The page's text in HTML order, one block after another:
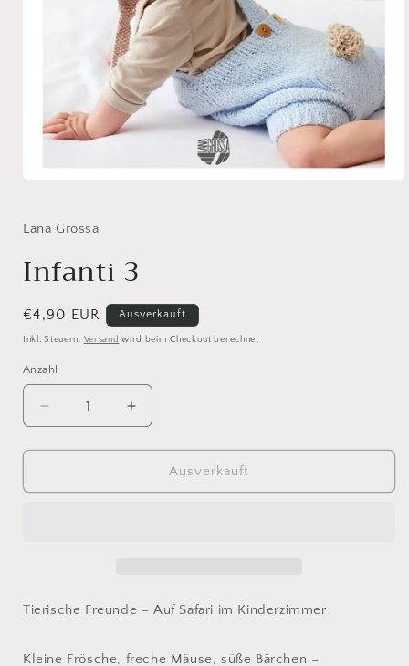
Modal
Lana Grossa
Infanti 3
Normaler
Preis
€4,90 EUR Ausverkauft
Inkl. Steuern. Versand wird beim Checkout berechnet
Anzahl
Anzahl
Verringere
die
Menge
Infanti
Erhöhe
die
Menge
Infanti
Ausverkauft
Tierische Freunde – Auf Safari im Kinderzimmer
Kleine Frösche, freche Mäuse, süße Bärchen –